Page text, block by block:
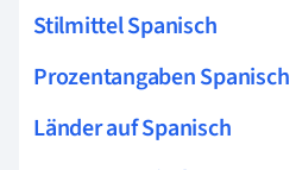
Stilmittel Spanisch
Prozentangaben Spanisch
Länder auf Spanisch